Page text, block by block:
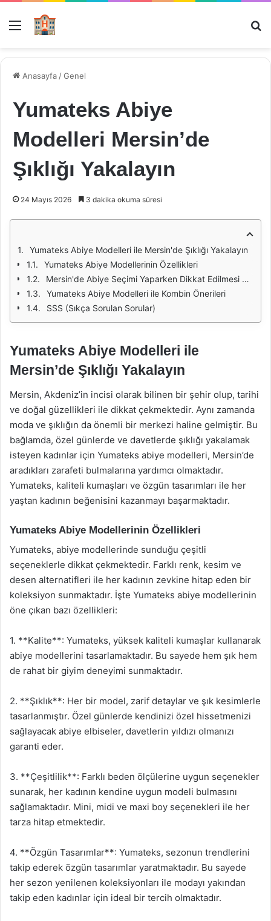
Menü
Anasayfa /Genel
Yumateks Abiye
Modelleri Mersin’de
Şıklığı Yakalayın
24 Mayıs 2026 3 dakika okuma süresi
Yumateks Abiye Modelleri ile Mersin'de Şıklığı Yakalayın
Yumateks Abiye Modellerinin Özellikleri
Mersin'de Abiye Seçimi Yaparken Dikkat Edilmesi Gerekenler
Yumateks Abiye Modelleri ile Kombin Önerileri
SSS (Sıkça Sorulan Sorular)
Yumateks Abiye Modelleri ile
Mersin’de Şıklığı Yakalayın
Mersin, Akdeniz’in incisi olarak bilinen bir şehir olup, tarihi
ve doğal güzellikleri ile dikkat çekmektedir. Aynı zamanda
moda ve şıklığın da önemli bir merkezi haline gelmiştir. Bu
bağlamda, özel günlerde ve davetlerde şıklığı yakalamak
isteyen kadınlar için Yumateks abiye modelleri, Mersin’de
aradıkları zarafeti bulmalarına yardımcı olmaktadır.
Yumateks, kaliteli kumaşları ve özgün tasarımları ile her
yaştan kadının beğenisini kazanmayı başarmaktadır.
Yumateks Abiye Modellerinin Özellikleri
Yumateks, abiye modellerinde sunduğu çeşitli
seçeneklerle dikkat çekmektedir. Farklı renk, kesim ve
desen alternatifleri ile her kadının zevkine hitap eden bir
koleksiyon sunmaktadır. İşte Yumateks abiye modellerinin
öne çıkan bazı özellikleri:
1. **Kalite**: Yumateks, yüksek kaliteli kumaşlar kullanarak
abiye modellerini tasarlamaktadır. Bu sayede hem şık hem
de rahat bir giyim deneyimi sunmaktadır.
2. **Şıklık**: Her bir model, zarif detaylar ve şık kesimlerle
tasarlanmıştır. Özel günlerde kendinizi özel hissetmenizi
sağlayacak abiye elbiseler, davetlerin yıldızı olmanızı
garanti eder.
3. **Çeşitlilik**: Farklı beden ölçülerine uygun seçenekler
sunarak, her kadının kendine uygun modeli bulmasını
sağlamaktadır. Mini, midi ve maxi boy seçenekleri ile her
tarza hitap etmektedir.
4. **Özgün Tasarımlar**: Yumateks, sezonun trendlerini
takip ederek özgün tasarımlar yaratmaktadır. Bu sayede
her sezon yenilenen koleksiyonları ile modayı yakından
takip eden kadınlar için ideal bir tercih olmaktadır.